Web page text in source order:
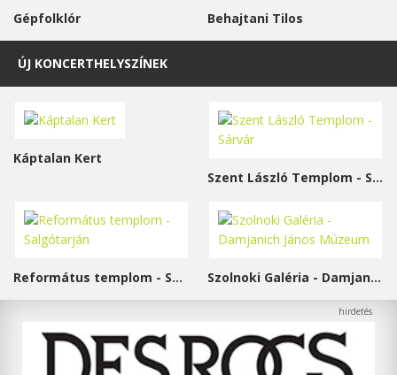
Gépfolklór Behajtani Tilos
ÚJ KONCERTHELYSZÍNEK
Káptalan Kert
Szent László Templom - Sárvár
Református templom - Salgótarján Szolnoki Galéria - Damjanich János Múzeum